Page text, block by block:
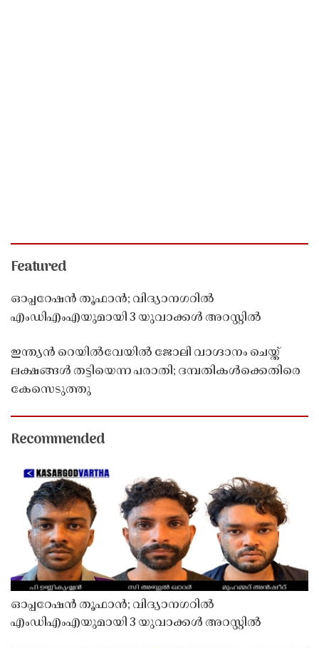
Featured
ഓപ്പറേഷൻ തൂഫാൻ; വിദ്യാനഗറിൽ
എംഡിഎംഎയുമായി 3 യുവാക്കൾ അറസ്റ്റിൽ
ഇന്ത്യൻ റെയിൽവേയിൽ ജോലി വാഗ്ദാനം ചെയ്ത്
ലക്ഷങ്ങൾ തട്ടിയെന്ന പരാതി; ദമ്പതികൾക്കെതിരെ
കേസെടുത്തു
Recommended
ഓപ്പറേഷൻ തൂഫാൻ; വിദ്യാനഗറിൽ
എംഡിഎംഎയുമായി 3 യുവാക്കൾ അറസ്റ്റിൽ